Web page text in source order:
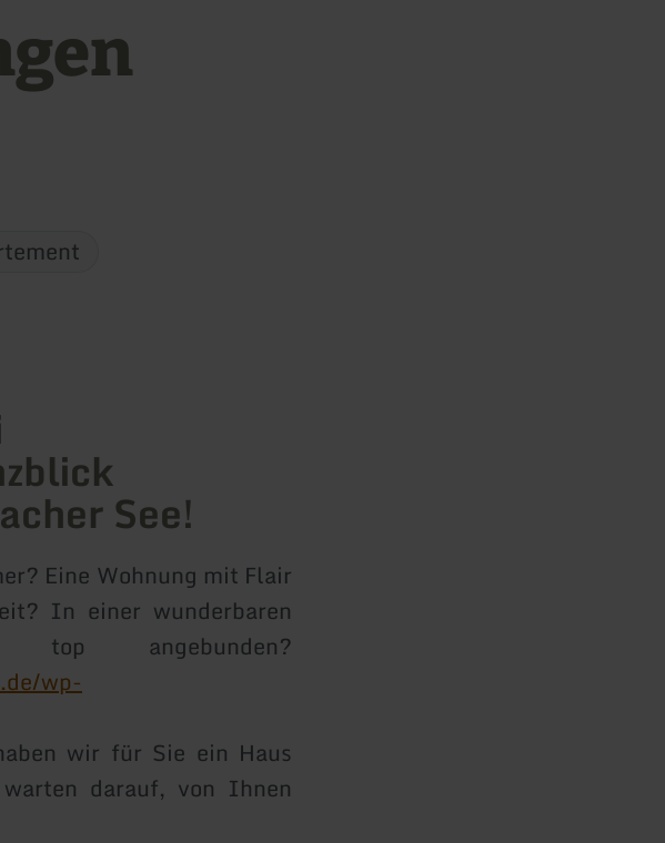
See!
Eine Wohnung mit Flair
In einer wunderbaren
top angebunden?
wp-
wir für Sie ein Haus
warten darauf, von Ihnen